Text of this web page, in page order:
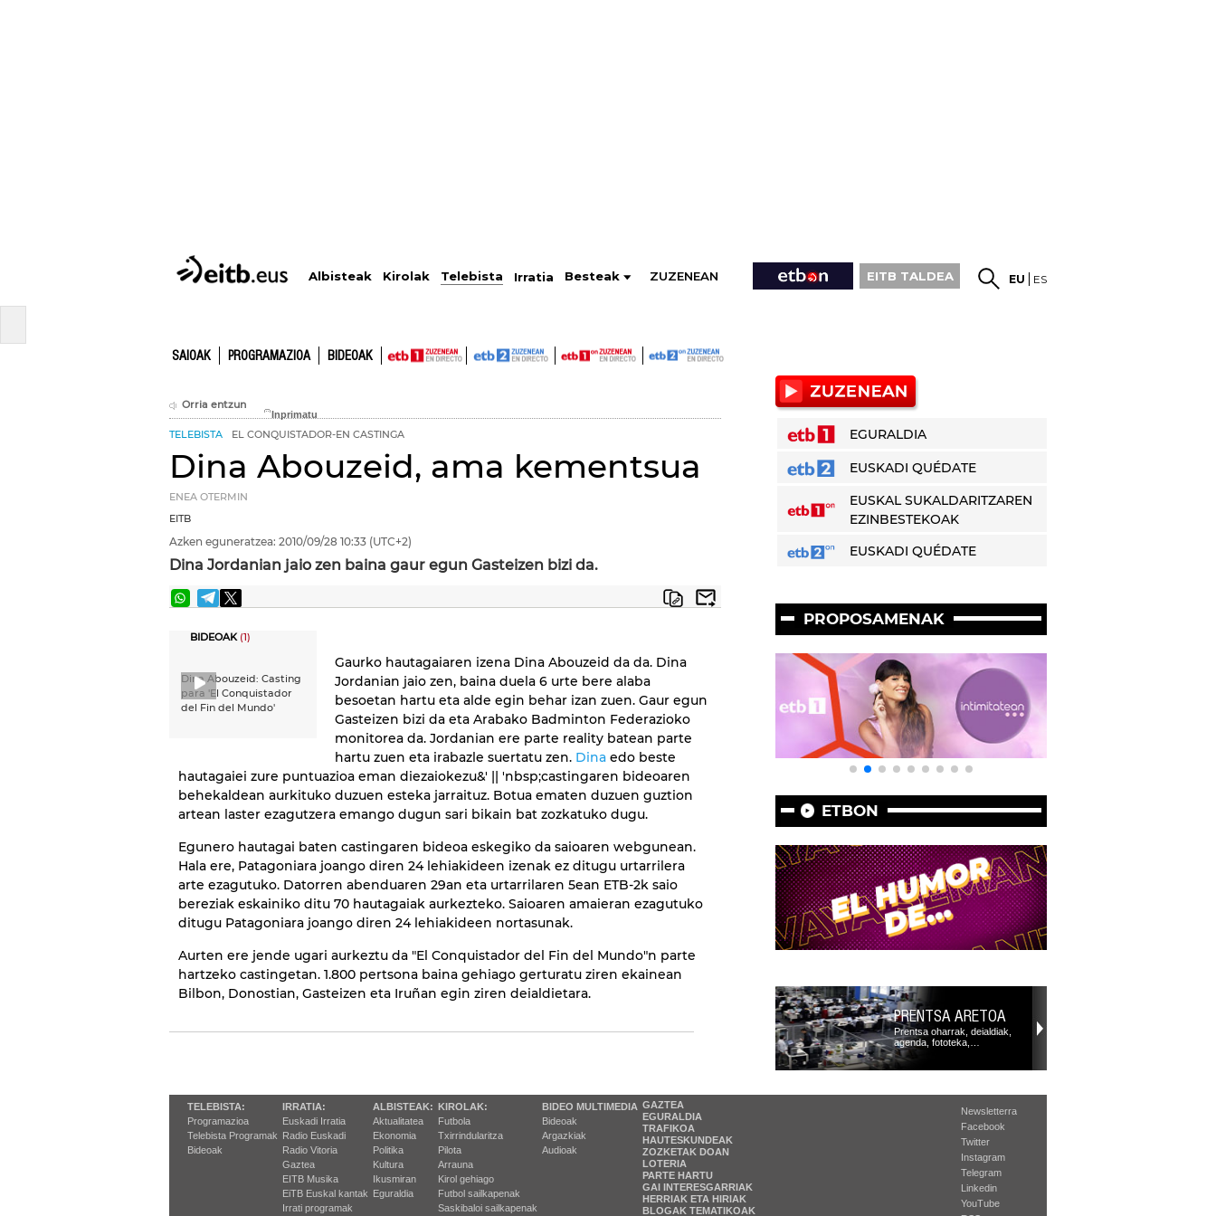
Albisteak Kirolak Telebista Irratia Besteak ZUZENEAN EITB TALDEA EU ES
SAIOAK PROGRAMAZIOA BIDEOAK
Orria entzun
TELEBISTA EL CONQUISTADOR-EN CASTINGA
Dina Abouzeid, ama kementsua
ENEA OTERMIN
EITB
Azken eguneratzea: 2010/09/28 10:33 (UTC+2)
Dina Jordanian jaio zen baina gaur egun Gasteizen bizi da.
BIDEOAK(1)
Dina Abouzeid: Casting
para 'El Conquistador
del Fin del Mundo'
Gaurko hautagaiaren izena Dina Abouzeid da da. Dina
Jordanian jaio zen, baina duela 6 urte bere alaba
besoetan hartu eta alde egin behar izan zuen. Gaur egun
Gasteizen bizi da eta Arabako Badminton Federazioko
monitorea da. Jordanian ere parte reality batean parte
hartu zuen eta irabazle suertatu zen. Dina edo beste
hautagaiei zure puntuazioa eman diezaiokezu&' || 'nbsp;castingaren bideoaren
behekaldean aurkituko duzuen esteka jarraituz. Botua ematen duzuen guztion
artean laster ezagutzera emango dugun sari bikain bat zozkatuko dugu.
Egunero hautagai baten castingaren bideoa eskegiko da saioaren webgunean.
Hala ere, Patagoniara joango diren 24 lehiakideen izenak ez ditugu urtarrilera
arte ezagutuko. Datorren abenduaren 29an eta urtarrilaren 5ean ETB-2k saio
bereziak eskainiko ditu 70 hautagaiak aurkezteko. Saioaren amaieran ezagutuko
ditugu Patagoniara joango diren 24 lehiakideen nortasunak.
Aurten ere jende ugari aurkeztu da "El Conquistador del Fin del Mundo"n parte
hartzeko castingetan. 1.800 pertsona baina gehiago gerturatu ziren ekainean
Bilbon, Donostian, Gasteizen eta Iruñan egin ziren deialdietara.
EGURALDIA
EUSKADI QUÉDATE
EUSKAL SUKALDARITZAREN
EZINBESTEKOAK
EUSKADI QUÉDATE
PROPOSAMENAK
ETBON
PRENTSA ARETOA
Prentsa oharrak, deialdiak,
agenda, fototeka,…
TELEBISTA:
Programazioa
Telebista Programak
Bideoak
IRRATIA:
Euskadi Irratia
Radio Euskadi
Radio Vitoria
Gaztea
EITB Musika
EiTB Euskal kantak
Irrati programak
ALBISTEAK:
Aktualitatea
Ekonomia
Politika
Kultura
Ikusmiran
Eguraldia
KIROLAK:
Futbola
Txirrindularitza
Pilota
Arrauna
Kirol gehiago
Futbol sailkapenak
Saskibaloi sailkapenak
BIDEO MULTIMEDIA
Bideoak
Argazkiak
Audioak
GAZTEA
EGURALDIA
TRAFIKOA
HAUTESKUNDEAK
ZOZKETAK DOAN
LOTERIA
PARTE HARTU
GAI INTERESGARRIAK
HERRIAK ETA HIRIAK
BLOGAK TEMATIKOAK
Newsletterra
Facebook
Twitter
Instagram
Telegram
Linkedin
YouTube